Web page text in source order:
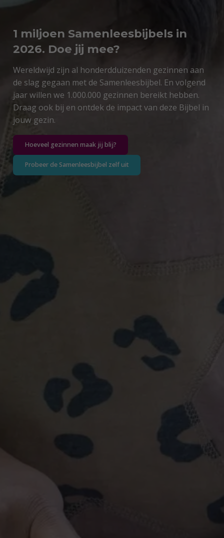
1 miljoen Samenleesbijbels in
2026. Doe jij mee?
Wereldwijd zijn al honderdduizenden gezinnen aan
de slag gegaan met de Samenleesbijbel. En volgend
jaar willen we 1.000.000 gezinnen bereikt hebben.
Draag ook bij en ontdek de impact van deze Bijbel in
jouw gezin.
Hoeveel gezinnen maak jij blij?
Probeer de Samenleesbijbel zelf uit